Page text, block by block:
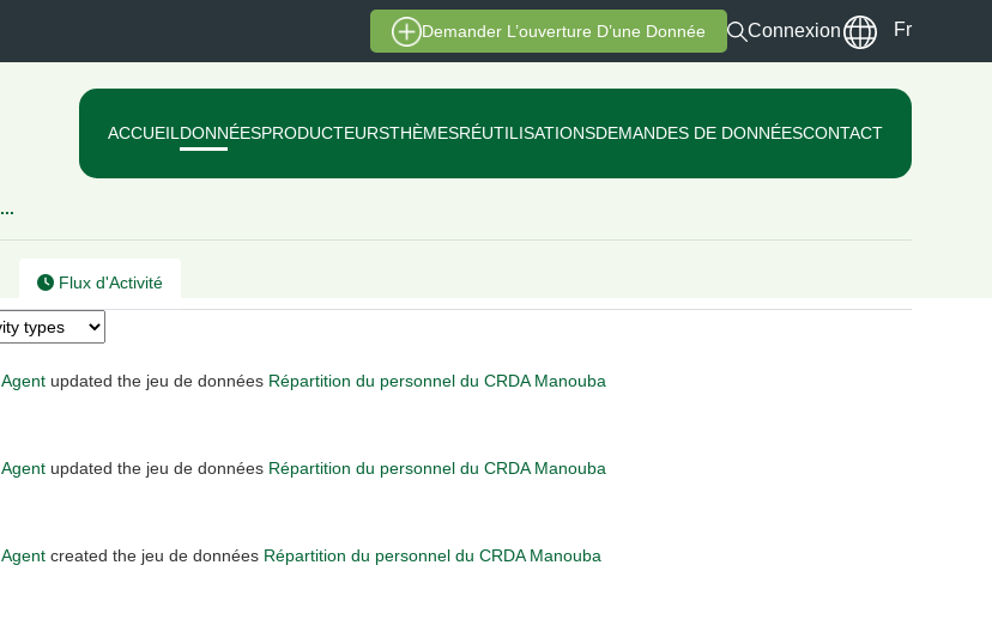
Demander L’ouverture D’une Donnée Connexion Fr
ACCUEIL DONNÉESPRODUCTEURSTHÈMESRÉUTILISATIONSDEMANDES DE DONNÉESCONTACT
Flux d'Activité
updated the jeu de données Répartition du personnel du CRDA Manouba
updated the jeu de données Répartition du personnel du CRDA Manouba
created the jeu de données Répartition du personnel du CRDA Manouba